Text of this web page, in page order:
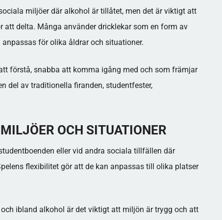
miljöer där alkohol är tillåtet, men det är viktigt att
delta. Många använder dricklekar som en form av
för olika åldrar och situationer.
förstå, snabba att komma igång med och som främjar
del av traditionella firanden, studentfester,
OCH SITUATIONER
eller vid andra sociala tillfällen där
flexibilitet gör att de kan anpassas till olika platser
ibland alkohol är det viktigt att miljön är trygg och att